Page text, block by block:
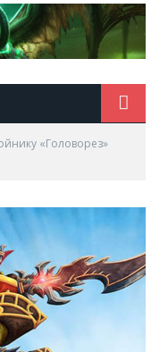
«Головорез»